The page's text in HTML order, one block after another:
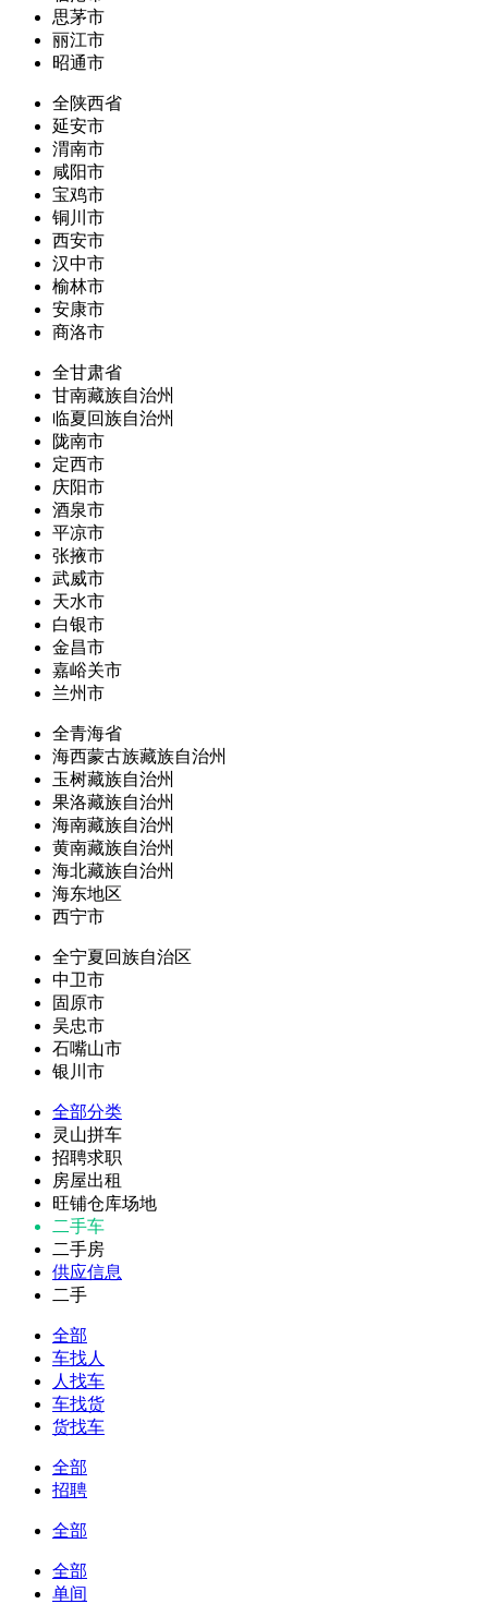
思茅市
丽江市
昭通市
全陕西省
延安市
渭南市
咸阳市
宝鸡市
铜川市
西安市
汉中市
榆林市
安康市
商洛市
全甘肃省
甘南藏族自治州
临夏回族自治州
陇南市
定西市
庆阳市
酒泉市
平凉市
张掖市
武威市
天水市
白银市
金昌市
嘉峪关市
兰州市
全青海省
海西蒙古族藏族自治州
玉树藏族自治州
果洛藏族自治州
海南藏族自治州
黄南藏族自治州
海北藏族自治州
海东地区
西宁市
全宁夏回族自治区
中卫市
固原市
吴忠市
石嘴山市
银川市
全部分类
灵山拼车
招聘求职
房屋出租
旺铺仓库场地
二手车
二手房
供应信息
二手
全部
车找人
人找车
车找货
货找车
全部
招聘
全部
全部
单间